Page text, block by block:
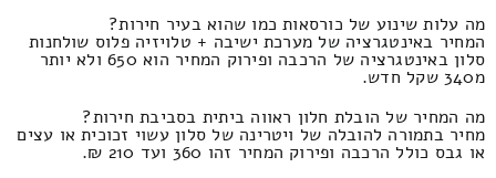
מה עלות שינוע של כורסאות כמו שהוא בעיר חירות?
המחיר באינטגרציה של מערכת ישיבה + טלויזיה פלוס שולחנות
סלון באינטגרציה של הרכבה ופירוק המחיר הוא 650 ולא יותר
מ340 שקל חדש.
מה המחיר של הובלת חלון ראווה ביתית בסביבת חירות?
מחיר בתמורה להובלה של ויטרינה של סלון עשוי זכוכית או עצים
או גבס כולל הרכבה ופירוק המחיר זהו 360 ועד 210 ₪.